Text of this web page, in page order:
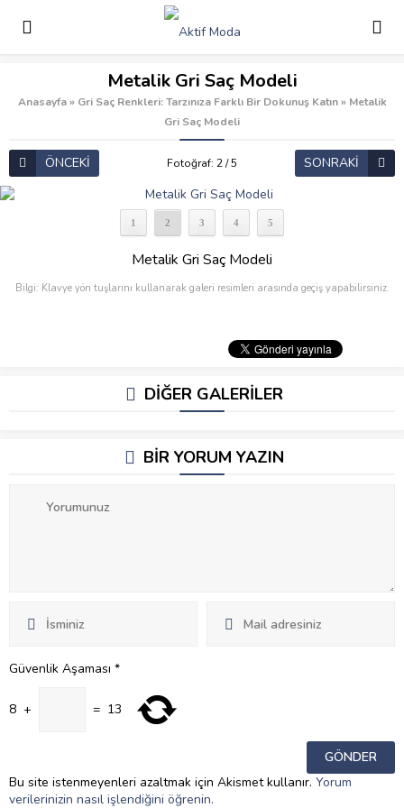
Metalik Gri Saç Modeli
Anasayfa » Gri Saç Renkleri: Tarzınıza Farklı Bir Dokunuş Katın » Metalik
Gri Saç Modeli
ÖNCEKİ Fotoğraf: 2 / 5 SONRAKİ
1 2 3 4 5
Metalik Gri Saç Modeli
Bilgi: Klavye yön tuşlarını kullanarak galeri resimleri arasında geçiş yapabilirsiniz.
DİĞER GALERİLER
BİR YORUM YAZIN
Güvenlik Aşaması *
8 + = 13
Bu site istenmeyenleri azaltmak için Akismet kullanır. Yorum
verilerinizin nasıl işlendiğini öğrenin.